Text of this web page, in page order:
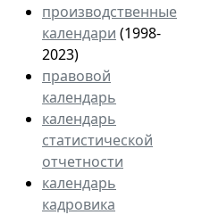
производственные
календари (1998-
2023)
правовой
календарь
календарь
статистической
отчетности
календарь
кадровика